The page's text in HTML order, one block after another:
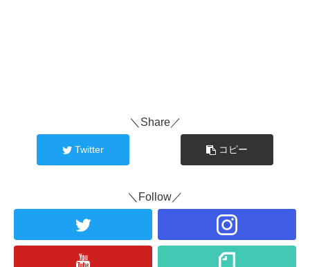
＼Share／
Twitter コピー
＼Follow／